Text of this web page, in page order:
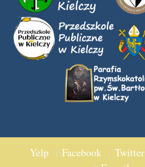
Yelp Facebook Twitter